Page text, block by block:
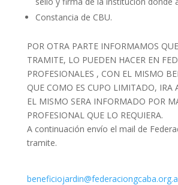
Constancia de CBU.
POR OTRA PARTE INFORMAMOS
TRAMITE, LO PUEDEN HACER EN
PROFESIONALES , CON EL MISMO
QUE COMO ES CUPO LIMITADO, IRA
EL MISMO SERA INFORMADO POR
PROFESIONAL QUE LO REQUIERA.
A continuación envío el mail de
tramite.